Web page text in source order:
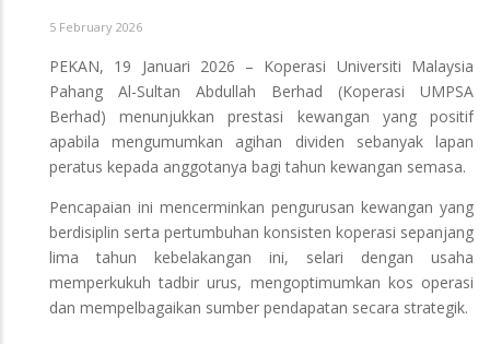
5 February 2026
PEKAN, 19 Januari 2026 – Koperasi Universiti Malaysia
Pahang Al-Sultan Abdullah Berhad (Koperasi UMPSA
Berhad) menunjukkan prestasi kewangan yang positif
apabila mengumumkan agihan dividen sebanyak lapan
peratus kepada anggotanya bagi tahun kewangan semasa.
Pencapaian ini mencerminkan pengurusan kewangan yang
berdisiplin serta pertumbuhan konsisten koperasi sepanjang
lima tahun kebelakangan ini, selari dengan usaha
memperkukuh tadbir urus, mengoptimumkan kos operasi
dan mempelbagaikan sumber pendapatan secara strategik.